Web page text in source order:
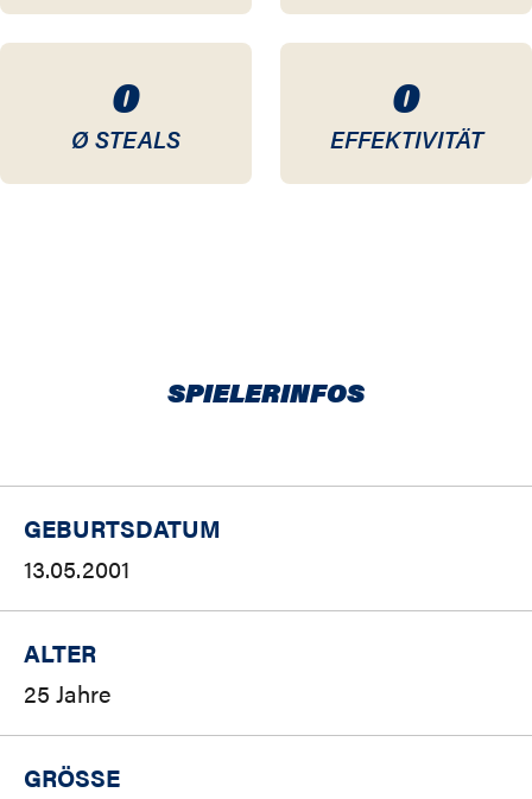
0
Ø STEALS
0
EFFEKTIVITÄT
SPIELERINFOS
GEBURTSDATUM
13.05.2001
ALTER
25 Jahre
GRÖSSE